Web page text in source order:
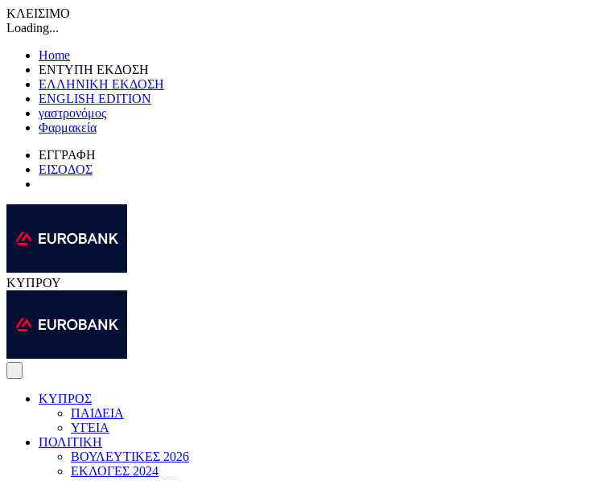
ΚΛΕΙΣΙΜΟ
Loading...
Home
ΕΝΤΥΠΗ ΕΚΔΟΣΗ
ΕΛΛΗΝΙΚΗ ΕΚΔΟΣΗ
ENGLISH EDITION
γαστρονόμος
Φαρμακεία
ΕΓΓΡΑΦΗ
ΕΙΣΟΔΟΣ
ΚΥΠΡΟΥ
ΚΥΠΡΟΣ
ΠΑΙΔΕΙΑ
ΥΓΕΙΑ
ΠΟΛΙΤΙΚΗ
ΒΟΥΛΕΥΤΙΚΕΣ 2026
ΕΚΛΟΓΕΣ 2024